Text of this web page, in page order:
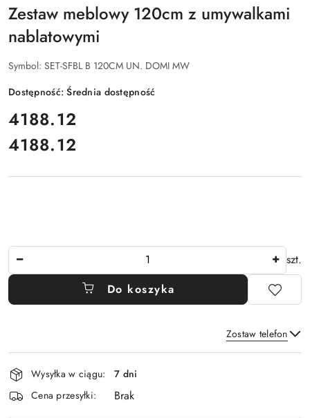
Zestaw meblowy 120cm z umywalkami
nablatowymi
Symbol: SET-SFBL B 120CM UN. DOMI MW
Dostępność:Średnia dostępność
cena:
4188.12
Cena:
4188.12
szt.
Do koszyka
Zostaw telefon
Dostępność
i
dostawa
Wysyłka w ciągu:
7 dni
Cena przesyłki:
Brak